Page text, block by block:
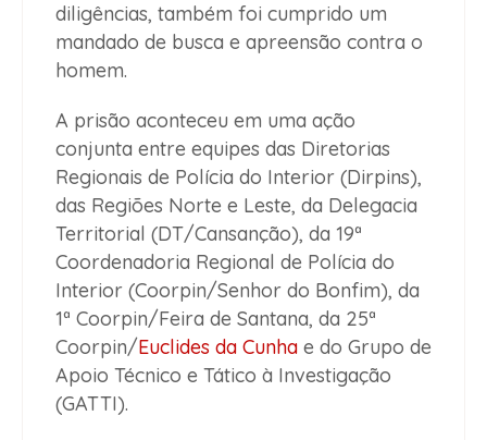
diligências, também foi cumprido um
mandado de busca e apreensão contra o
homem.
A prisão aconteceu em uma ação
conjunta entre equipes das Diretorias
Regionais de Polícia do Interior (Dirpins),
das Regiões Norte e Leste, da Delegacia
Territorial (DT/Cansanção), da 19ª
Coordenadoria Regional de Polícia do
Interior (Coorpin/Senhor do Bonfim), da
1ª Coorpin/Feira de Santana, da 25ª
Coorpin/Euclides da Cunha e do Grupo de
Apoio Técnico e Tático à Investigação
(GATTI).